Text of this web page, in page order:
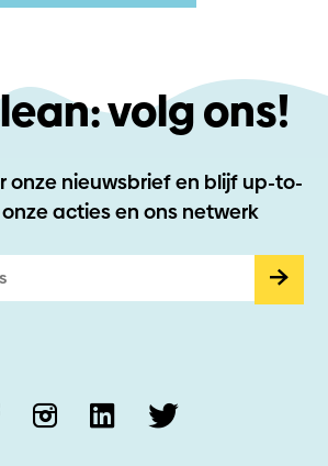
volg ons!
onze nieuwsbrief en blijf up-to-
acties en ons netwerk